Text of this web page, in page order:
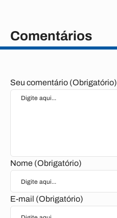
Comentários
Seu comentário (Obrigatório)
Nome (Obrigatório)
E-mail (Obrigatório)